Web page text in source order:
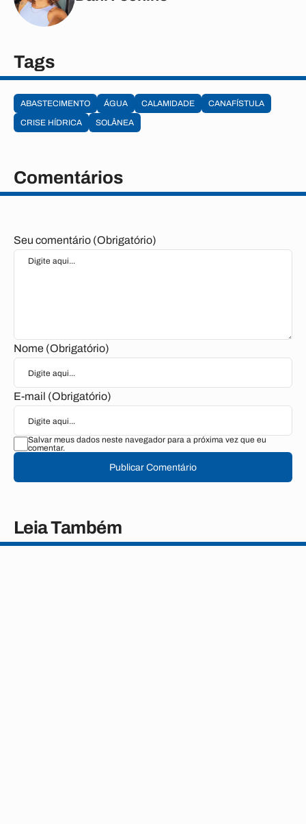
Tags
ABASTECIMENTO ÁGUA CALAMIDADE
CANAFÍSTULA
CRISE HÍDRICA
SOLÂNEA
Comentários
Seu comentário (Obrigatório)
Nome (Obrigatório)
E-mail (Obrigatório)
Salvar meus dados neste navegador para a próxima vez que eu
comentar.
Publicar Comentário
Leia Também